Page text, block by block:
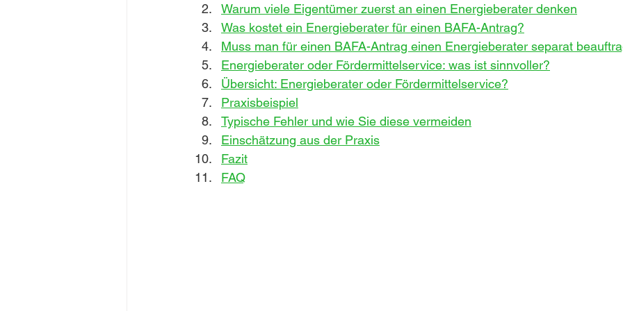
Warum viele Eigentümer zuerst an einen Energieberater denken
Was kostet ein Energieberater für einen BAFA-Antrag?
Muss man für einen BAFA-Antrag einen Energieberater separat
Energieberater oder Fördermittelservice: was ist sinnvoller?
Übersicht: Energieberater oder Fördermittelservice?
Praxisbeispiel
Typische Fehler und wie Sie diese vermeiden
Einschätzung aus der Praxis
Fazit
FAQ